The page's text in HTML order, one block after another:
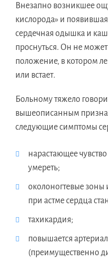
Внезапно возникшее
кислорода» и
сердечная одышка и
проснуться. Он не
положение, в котором
или встает.
Больному тяжело
вышеописанным
следующие симптомы
нарастающее чувство
умереть;
околоногтевые зоны
при астме сердца
тахикардия;
повышается
(преимущественно